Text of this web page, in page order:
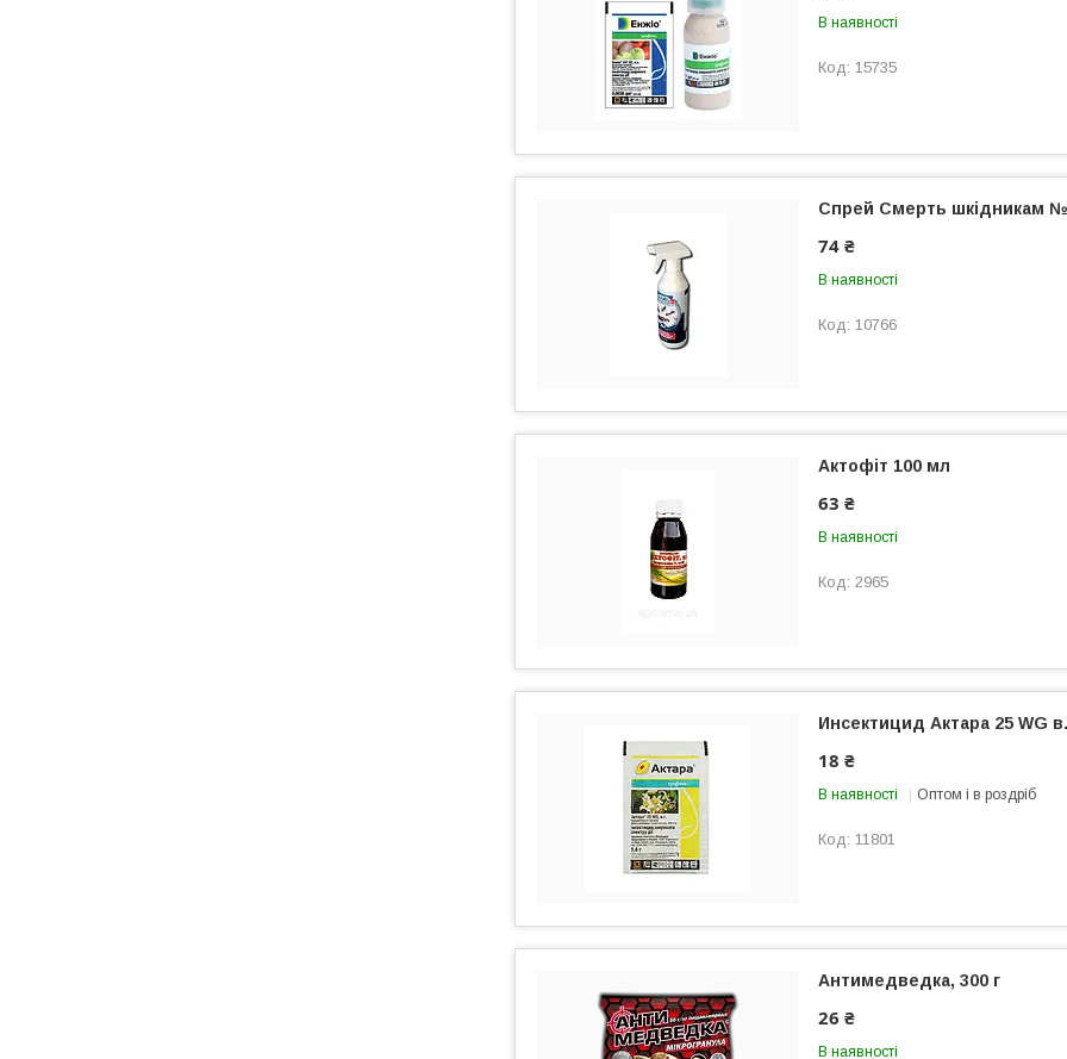
В наявності
15735
Спрей Смерть шкiдникам
74 ₴
В наявності
10766
Актофіт 100 мл
63 ₴
В наявності
2965
Инсектицид Актара 25 WG
18 ₴
В наявності Оптом і в роздріб
11801
Антимедведка, 300 г
26 ₴
В наявності